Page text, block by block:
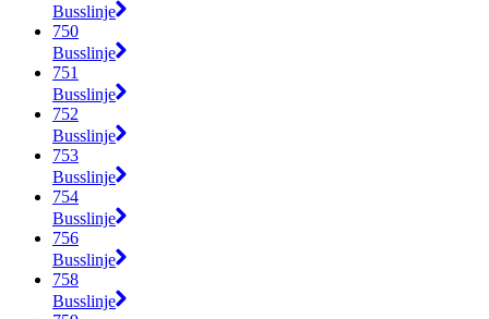
Busslinje
750
Busslinje
751
Busslinje
752
Busslinje
753
Busslinje
754
Busslinje
756
Busslinje
758
Busslinje